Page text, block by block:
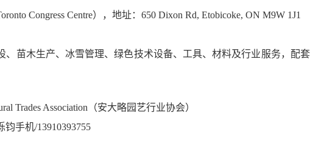
Congress Centre），地址： 650 Dixon Rd, Etobicoke, ON M9W 1J1
、苗木生产、冰雪管理、绿色技术设备、工具、材料及行业服务，配
Trades Association （安大略园艺行业协会）
钧手机/13910393755